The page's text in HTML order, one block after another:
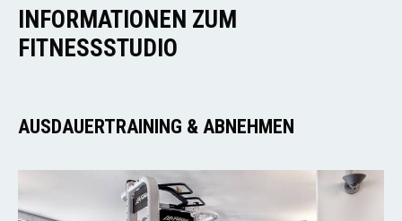
INFORMATIONEN ZUM
FITNESSSTUDIO
AUSDAUERTRAINING & ABNEHMEN